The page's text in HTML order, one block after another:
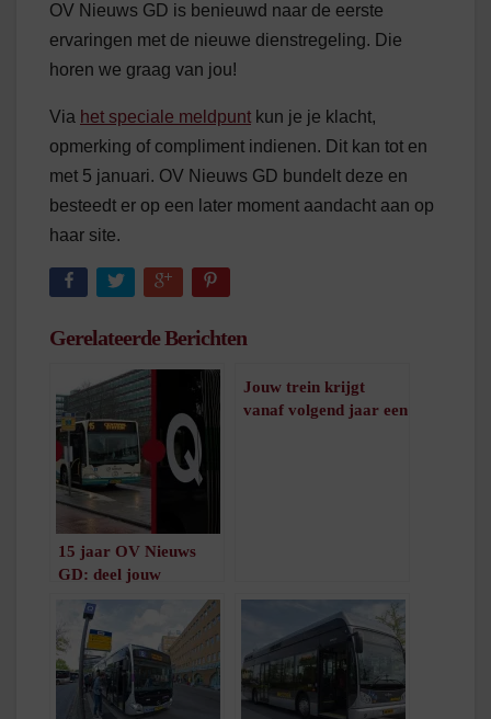
OV Nieuws GD is benieuwd naar de eerste
ervaringen met de nieuwe dienstregeling. Die
horen we graag van jou!
Via het speciale meldpunt kun je je klacht,
opmerking of compliment indienen. Dit kan tot en
met 5 januari. OV Nieuws GD bundelt deze en
besteedt er op een later moment aandacht aan op
haar site.
Gerelateerde Berichten
15 jaar OV Nieuws
GD: deel jouw
anekdote, foto of
andere herinnering!
1minuut leestijd
Jouw trein krijgt
vanaf volgend jaar een